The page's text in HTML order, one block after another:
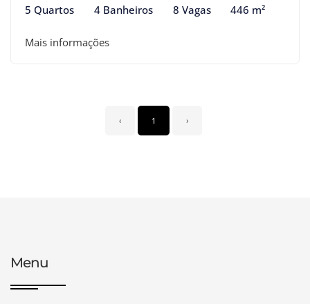
5 Quartos 4 Banheiros 8 Vagas 446 m²
Mais informações
‹ 1 ›
Menu